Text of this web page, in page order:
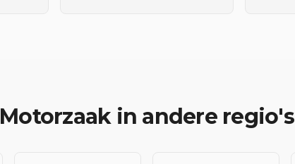
Motorzaakin andere regio's